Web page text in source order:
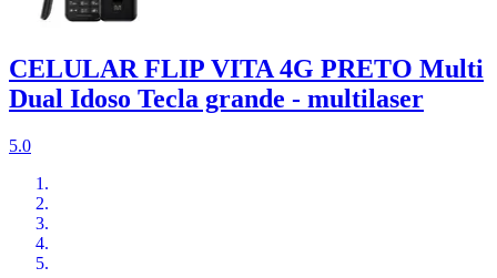
CELULAR FLIP VITA 4G PRETO Multi
Dual Idoso Tecla grande - multilaser
5.0